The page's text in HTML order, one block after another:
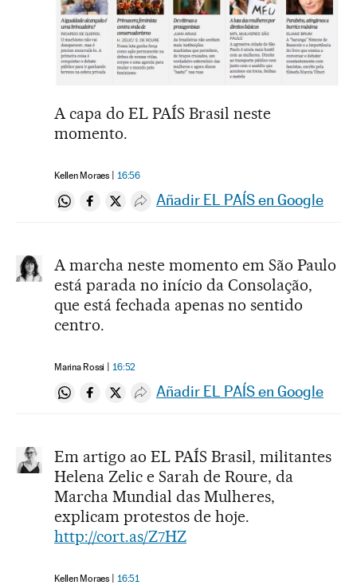
A capa do EL PAÍS Brasil neste
momento.
Kellen Moraes 16:56
Compartir en Whatsapp
Compartir en Facebook
Compartir en Twitter
Desplegar Redes Sociales
Añadir EL PAÍS en Google
A marcha neste momento em São Paulo
está parada no início da Consolação,
que está fechada apenas no sentido
centro.
Marina Rossi 16:52
Compartir en Whatsapp
Compartir en Facebook
Compartir en Twitter
Desplegar Redes Sociales
Añadir EL PAÍS en Google
Em artigo ao EL PAÍS Brasil, militantes
Helena Zelic e Sarah de Roure, da
Marcha Mundial das Mulheres,
explicam protestos de hoje.
http://cort.as/Z7HZ
Kellen Moraes 16:51